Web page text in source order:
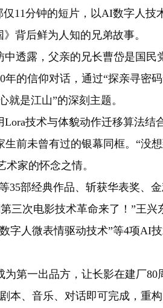
11分钟的短片，以AI数字人技
背后鲜为人知的兄弟故事。
透露，父亲的兄长曹岱是国民
的信仰对话，通过“探亲寻密
是江山”的深刻主题。
技术与体貌动作迁移算法结
前未曾有过的银幕同框。“没
家的怀念之情。
部经典作品、斩获华表奖、金
三次电影技术革命来了！”王兴
字人微表情驱动技术”等4项AI
第一出品方，让长影在建厂80
本、音乐、对话即可完成，重